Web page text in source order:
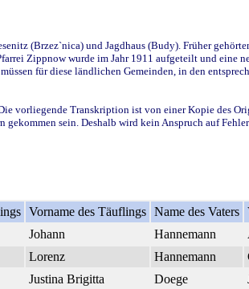
(Brzez`nica) und Jagdhaus (Budy). Früher
Zippnow wurde im Jahr 1911 aufgeteilt und eine
für diese ländlichen Gemeinden, in den
vorliegende Transkription ist von einer Kopie des
sein. Deshalb wird kein Anspruch auf
Vorname des Täuflings Name des Vaters
Johann Hannemann
Lorenz Hannemann
Justina Brigitta Doege